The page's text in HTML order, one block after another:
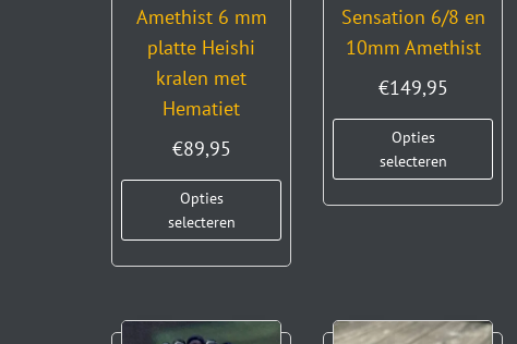
Amethist 6 mm
platte Heishi
kralen met
Hematiet
€89,95
Opties
selecteren
Sensation 6/8 en
10mm Amethist
€149,95
Opties
selecteren